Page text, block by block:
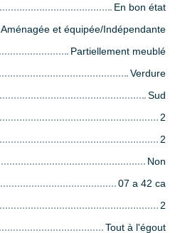
En bon état
Aménagée et équipée/Indépendante
Partiellement meublé
Verdure
Sud
2
2
Non
07 a 42 ca
2
Tout à l'égout